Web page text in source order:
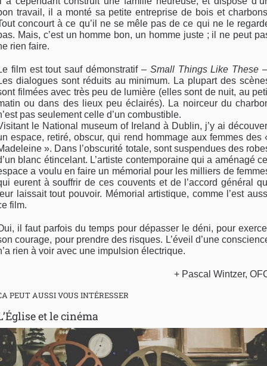
travail, il a monté sa petite entreprise de bois et
concourt à ce qu’il ne se mêle pas de ce qui ne le
Mais, c’est un homme bon, un homme juste ; il ne peut
rien faire.
film est tout sauf démonstratif – Small Things Like These
dialogues sont réduits au minimum. La plupart des
filmées avec très peu de lumière (elles sont de nuit, au
ou dans des lieux peu éclairés). La noirceur du
pas seulement celle d’un combustible.
le National museum of Ireland à Dublin, j’y ai
espace, retiré, obscur, qui rend hommage aux femmes des
». Dans l’obscurité totale, sont suspendues des
blanc étincelant. L’artiste contemporaine qui a aménagé
a voulu en faire un mémorial pour les milliers de
eurent à souffrir de ces couvents et de l’accord général
laissait tout pouvoir. Mémorial artistique, comme l’est
film.
il faut parfois du temps pour dépasser le déni, pour
courage, pour prendre des risques. L’éveil d’une
rien à voir avec une impulsion électrique.
+ Pascal Wintzer,
PEUT AUSSI VOUS INTÉRESSER
et le cinéma